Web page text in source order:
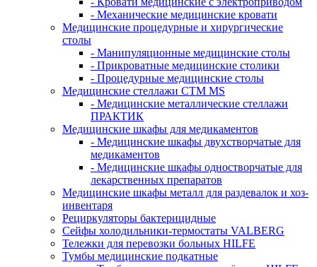
- Механические медицинские кровати
Медицинские процедурные и хирургические
столы
- Манипуляционные медицинские столы
- Прикроватные медицинские столики
- Процедурные медицинские столы
Медицинские стеллажи CTM MS
- Медицинские металлические стеллажи
ПРАКТИК
Медицинские шкафы для медикаментов
- Медицинские шкафы двухстворчатые для
медикаментов
- Медицинские шкафы одностворчатые для
лекарственных препаратов
Медицинские шкафы металл для раздевалок и хоз-
инвентаря
Рециркуляторы бактерицидные
Сейфы холодильники-термостаты VALBERG
Тележки для перевозки больных HILFE
Тумбы медицинские подкатные